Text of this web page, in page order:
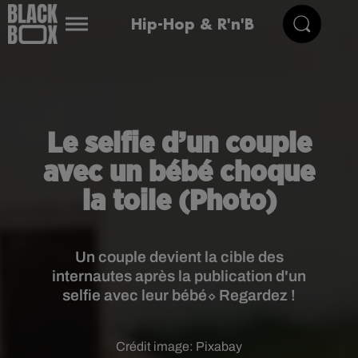
Hip-Hop & R'n'B
Le selfie d’un couple
avec un bébé choque
la toile (Photo)
Un couple devient la cible des
internautes après la publication d'un
selfie avec leur bébé⬦ Regardez !
Crédit image: Pixabay